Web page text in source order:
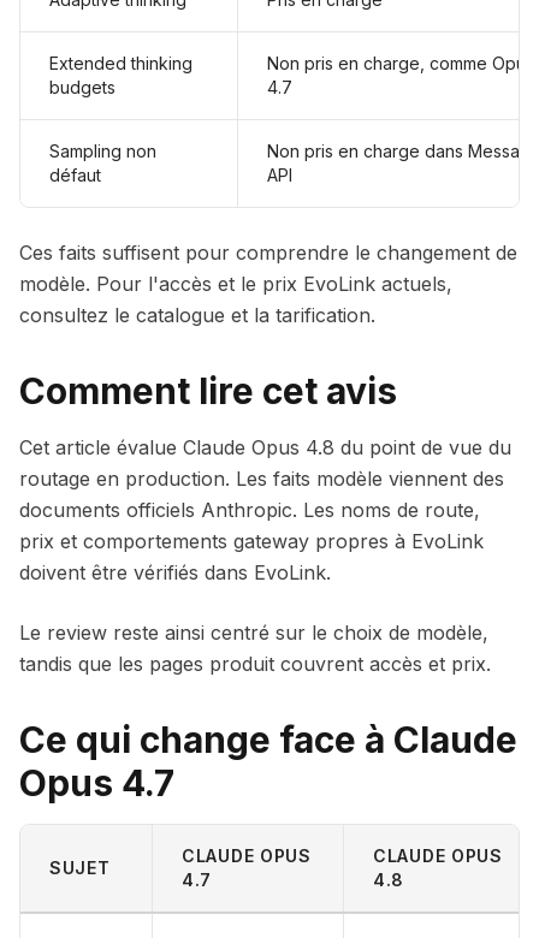
Extended thinking
budgets
Non pris en charge, comme Opus
4.7
Sampling non
défaut
Non pris en charge dans
API
Ces faits suffisent pour comprendre le changement de
modèle. Pour l'accès et le prix EvoLink actuels,
consultez le catalogue et la tarification.
Comment lire cet avis
Cet article évalue Claude Opus 4.8 du point de vue du
routage en production. Les faits modèle viennent des
documents officiels Anthropic. Les noms de route,
prix et comportements gateway propres à EvoLink
doivent être vérifiés dans EvoLink.
Le review reste ainsi centré sur le choix de modèle,
tandis que les pages produit couvrent accès et prix.
Ce qui change face à Claude
Opus 4.7
SUJET
CLAUDE OPUS
4.7
CLAUDE OPUS
4.8